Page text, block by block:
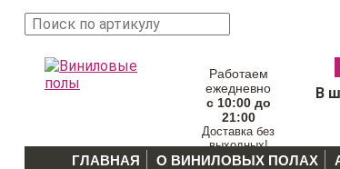
Работаем
ежедневно
с 10:00 до
21:00
Доставка без
выходных!
В
ГЛАВНАЯ О ВИНИЛОВЫХ ПОЛАХ